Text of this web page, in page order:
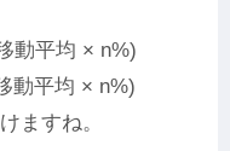
平均 × n%)
平均 × n%)
ますね。